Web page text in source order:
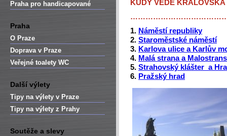
Praha pro handicapované
Praha
O Praze
Doprava v Praze
Veřejné toalety WC
Další výlety
Tipy na výlety v Praze
Tipy na výlety z Prahy
Soutěže a slevy
KUDY VEDE
1. Náměstí republiky
2. Staroměstské náměstí
3. Karlova ulice a Karlův
4. Malá strana a
5. Strahovský klášter a
6. Pražský hrad